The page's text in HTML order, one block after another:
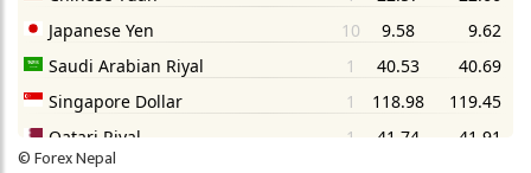
©Forex Nepal